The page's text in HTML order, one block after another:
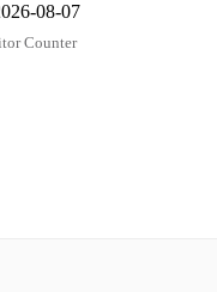
08-07
Counter